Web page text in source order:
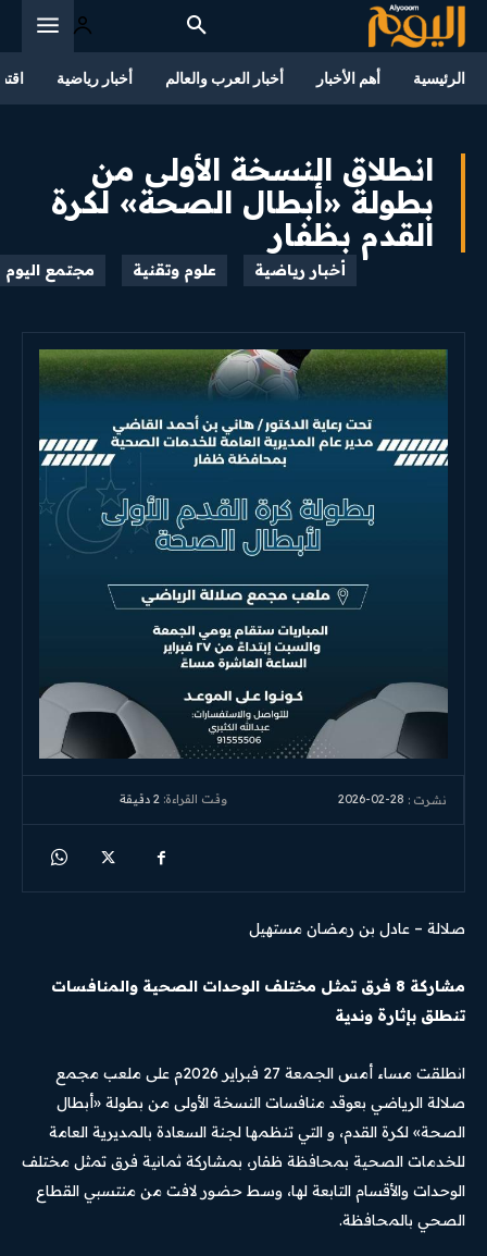
الرئيسية أهم الأخبار أخبار العرب والعالم أخبار رياضية
انطلاق النسخة الأولى من
بطولة «أبطال الصحة» لكرة
القدم بظفار
أخبار رياضية علوم وتقنية مجتمع اليوم
نشرت : 2026-02-28 وقت القراءة: 2 دقيقة
صلالة – عادل بن رمضان مستهيل
مشاركة 8 فرق تمثل مختلف الوحدات الصحية والمنافسات
تنطلق بإثارة وندية
انطلقت مساء أمس الجمعة 27 فبراير 2026م على ملعب مجمع
صلالة الرياضي بعوقد منافسات النسخة الأولى من بطولة «أبطال
الصحة» لكرة القدم، و التي تنظمها لجنة السعادة بالمديرية العامة
للخدمات الصحية بمحافظة ظفار، بمشاركة ثمانية فرق تمثل مختلف
الوحدات والأقسام التابعة لها، وسط حضور لافت من منتسبي القطاع
الصحي بالمحافظة.